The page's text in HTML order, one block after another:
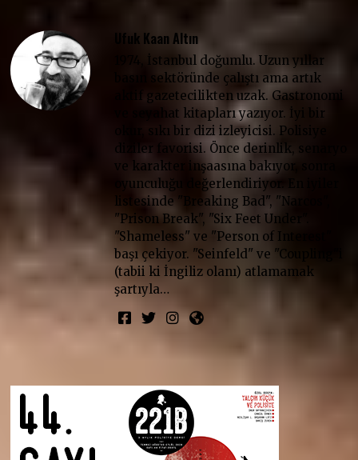
Ufuk Kaan Altın
1974, İstanbul doğumlu. Uzun yıllar
basın sektöründe çalıştı ama artık
aktif gazetecilikten uzak. Gastronomi
ve seyahat kitapları yazıyor. İyi bir
okur, sıkı bir dizi izleyicisi. Polisiye
diziler favorisi. Önce derinlik, senaryo
ve karakter inşaasına bakıyor, sonra
oyunculuğu değerlendiriyor. En iyiler
listesinde "Breaking Bad", "Narcos",
"Prison Break", "Six Feet Under".
"Shameless" ve "Person of Interest"
başı çekiyor. "Seinfeld" ve "Coupling"i
(tabii ki İngiliz olanı) atlamamak
şartıyla…